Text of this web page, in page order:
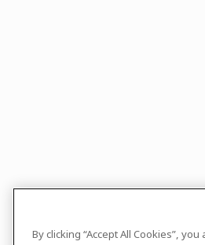
By clicking “Accept All Cookies”,